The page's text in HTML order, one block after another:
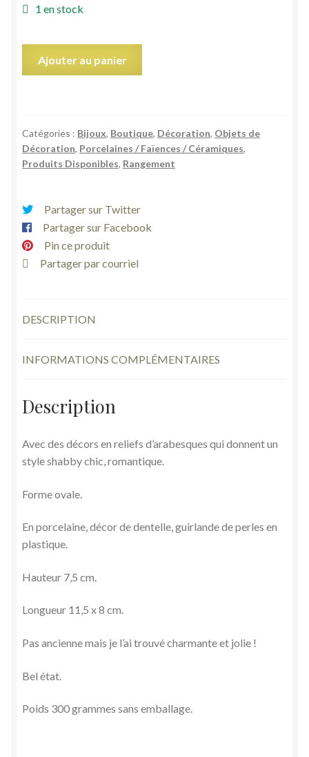
1 en stock
crème
shabby
Ajouter au panier
Catégories : Bijoux, Boutique, Décoration, Objets de
Décoration, Porcelaines / Faïences / Céramiques,
Produits Disponibles, Rangement
Partager sur Twitter
Partager sur Facebook
Pin ce produit
Partager par courriel
DESCRIPTION
INFORMATIONS COMPLÉMENTAIRES
Description
Avec des décors en reliefs d’arabesques qui donnent un
style shabby chic, romantique.
Forme ovale.
En porcelaine, décor de dentelle, guirlande de perles en
plastique.
Hauteur 7,5 cm.
Longueur 11,5 x 8 cm.
Pas ancienne mais je l’ai trouvé charmante et jolie !
Bel état.
Poids 300 grammes sans emballage.